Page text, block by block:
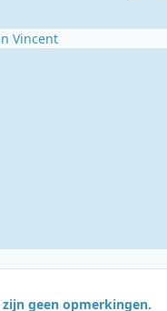
Vincent
zijn geen opmerkingen.